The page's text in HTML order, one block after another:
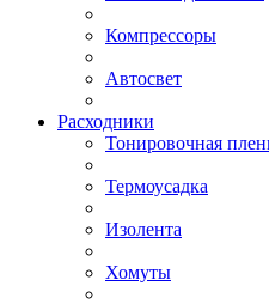
Компрессоры
Автосвет
Расходники
Тонировочная
Термоусадка
Изолента
Хомуты